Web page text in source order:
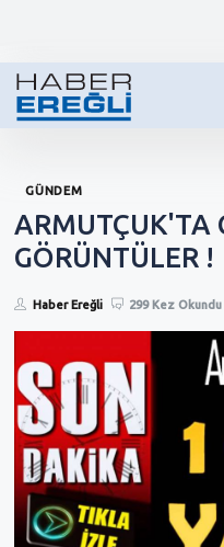
GÜNDEM
ARMUTÇUK'TA
GÖRÜNTÜLER !
Haber Ereğli 299 Kez Okundu